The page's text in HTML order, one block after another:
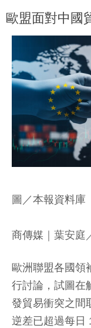
歐盟面對中國
圖／本報資料庫
商傳媒 ｜葉安
歐洲聯盟各國領
行討論，試圖在
發貿易衝突之間
逆差已超過每日